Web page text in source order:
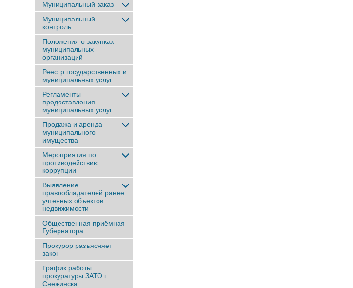
Муниципальный заказ
Муниципальный
контроль
Положения о закупках
муниципальных
организаций
Реестр государственных и
муниципальных услуг
Регламенты
предоставления
муниципальных услуг
Продажа и аренда
муниципального
имущества
Мероприятия по
противодействию
коррупции
Выявление
правообладателей ранее
учтенныx объектов
недвижимости
Общественная приёмная
Губернатора
Прокурор разъясняет
закон
График работы
прокуратуры ЗАТО г.
Снежинска